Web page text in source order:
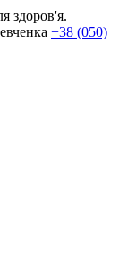
здоров'я.
+38 (050)